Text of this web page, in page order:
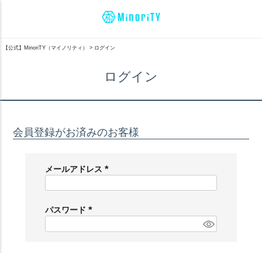
【公式】MinoriTY（マイノリティ） ログイン
ログイン
会員登録がお済みのお客様
メールアドレス
必
パスワード
必